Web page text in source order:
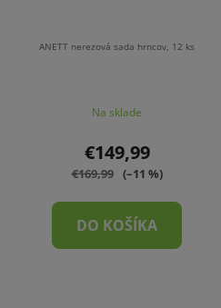
ANETT nerezová sada hrncov, 12 ks
Na sklade
€149,99
€169,99 (–11 %)
DO KOŠÍKA